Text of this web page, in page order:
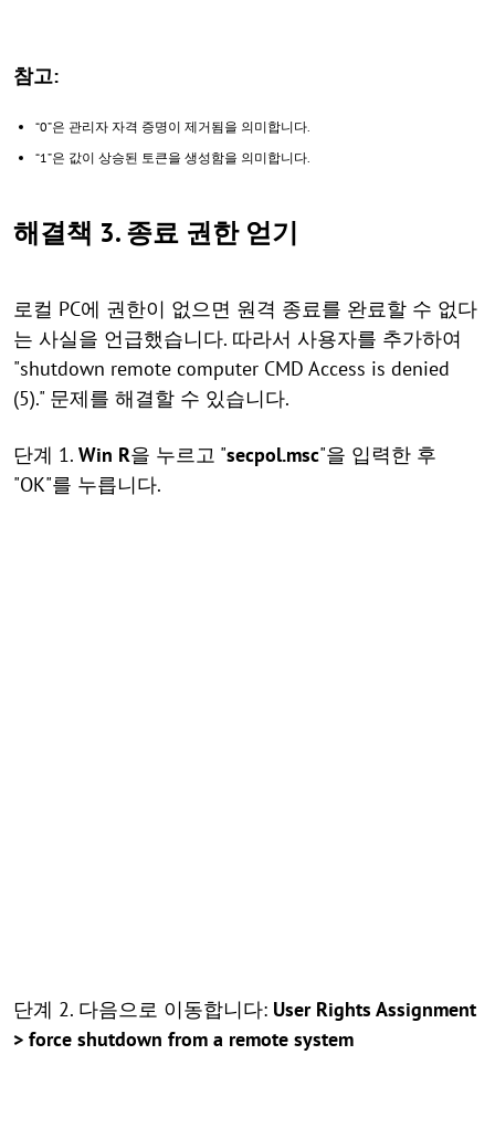
참고:
“0”은 관리자 자격 증명이 제거됨을 의미합니다.
“1”은 값이 상승된 토큰을 생성함을 의미합니다.
해결책 3. 종료 권한 얻기
로컬 PC에 권한이 없으면 원격 종료를 완료할 수 없다
는 사실을 언급했습니다. 따라서 사용자를 추가하여
"shutdown remote computer CMD Access is denied
(5)." 문제를 해결할 수 있습니다.
단계 1. Win R을 누르고 "secpol.msc"을 입력한 후
"OK"를 누릅니다.
단계 2. 다음으로 이동합니다: User Rights Assignment
> force shutdown from a remote system